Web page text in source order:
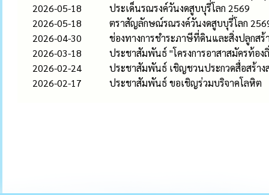
2026-05-18
ประเด็นรณรงค์วันงดสูบบุรี่โลก 2569
2026-05-18
ตราสัญลักษณ์รณรงค์วันงดสูบบุรี่โลก
2026-04-30
ช่องทางการชำระภาษีที่ดินและสิ่งปลูกสร้
2026-03-18
ประชาสัมพันธ์ "โครงการอาสาสมัครท้อง
2026-02-24
ประชาสัมพันธ์ เชิญชวนประกวดสื่อสร้า
2026-02-17
ประชาสัมพันธ์ ขอเชิญร่วมบริจาคโลหิต